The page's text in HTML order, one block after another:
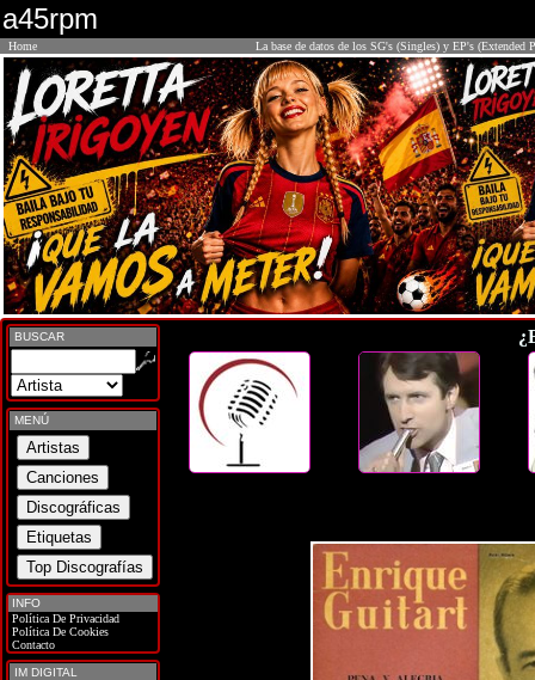
a45rpm
Home La base de datos de los SG's (Singles) y EP's (Extended
BUSCAR
MENÚ
INFO
Política De Privacidad
Política De Cookies
Contacto
IM DIGITAL